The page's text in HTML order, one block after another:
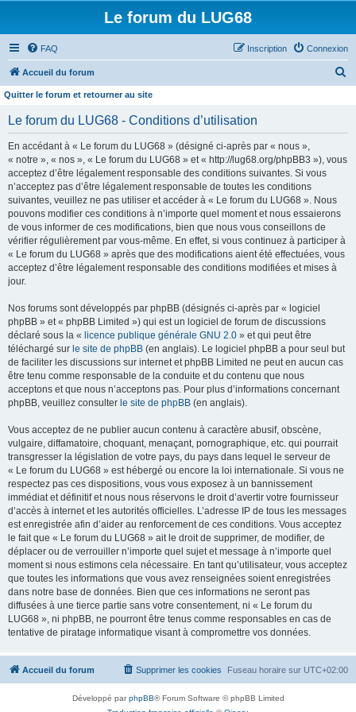
Le forum du LUG68
FAQ Connexion
Inscription
Accueil du forum
Quitter le forum et retourner au site
Le forum du LUG68 - Conditions d’utilisation
En accédant à « Le forum du LUG68 » (désigné ci-après par « nous »,
« notre », « nos », « Le forum du LUG68 » et « http://lug68.org/phpBB3 »), vous
acceptez d’être légalement responsable des conditions suivantes. Si vous
n’acceptez pas d’être légalement responsable de toutes les conditions
suivantes, veuillez ne pas utiliser et accéder à « Le forum du LUG68 ». Nous
pouvons modifier ces conditions à n’importe quel moment et nous essaierons
de vous informer de ces modifications, bien que nous vous conseillons de
vérifier régulièrement par vous-même. En effet, si vous continuez à participer à
« Le forum du LUG68 » après que des modifications aient été effectuées, vous
acceptez d’être légalement responsable des conditions modifiées et mises à
jour.
Nos forums sont développés par phpBB (désignés ci-après par « logiciel
phpBB » et « phpBB Limited ») qui est un logiciel de forum de discussions
déclaré sous la « licence publique générale GNU 2.0 » et qui peut être
téléchargé sur le site de phpBB (en anglais). Le logiciel phpBB a pour seul but
de faciliter les discussions sur internet et phpBB Limited ne peut en aucun cas
être tenu comme responsable de la conduite et du contenu que nous
acceptons et que nous n’acceptons pas. Pour plus d’informations concernant
phpBB, veuillez consulter le site de phpBB (en anglais).
Vous acceptez de ne publier aucun contenu à caractère abusif, obscène,
vulgaire, diffamatoire, choquant, menaçant, pornographique, etc. qui pourrait
transgresser la législation de votre pays, du pays dans lequel le serveur de
« Le forum du LUG68 » est hébergé ou encore la loi internationale. Si vous ne
respectez pas ces dispositions, vous vous exposez à un bannissement
immédiat et définitif et nous nous réservons le droit d’avertir votre fournisseur
d’accès à internet et les autorités officielles. L’adresse IP de tous les messages
est enregistrée afin d’aider au renforcement de ces conditions. Vous acceptez
le fait que « Le forum du LUG68 » ait le droit de supprimer, de modifier, de
déplacer ou de verrouiller n’importe quel sujet et message à n’importe quel
moment si nous estimons cela nécessaire. En tant qu’utilisateur, vous acceptez
que toutes les informations que vous avez renseignées soient enregistrées
dans notre base de données. Bien que ces informations ne seront pas
diffusées à une tierce partie sans votre consentement, ni « Le forum du
LUG68 », ni phpBB, ne pourront être tenus comme responsables en cas de
tentative de piratage informatique visant à compromettre vos données.
Accueil du forum Fuseau horaire sur UTC+02:00
Supprimer les cookies
Développé parphpBB® Forum Software © phpBB Limited